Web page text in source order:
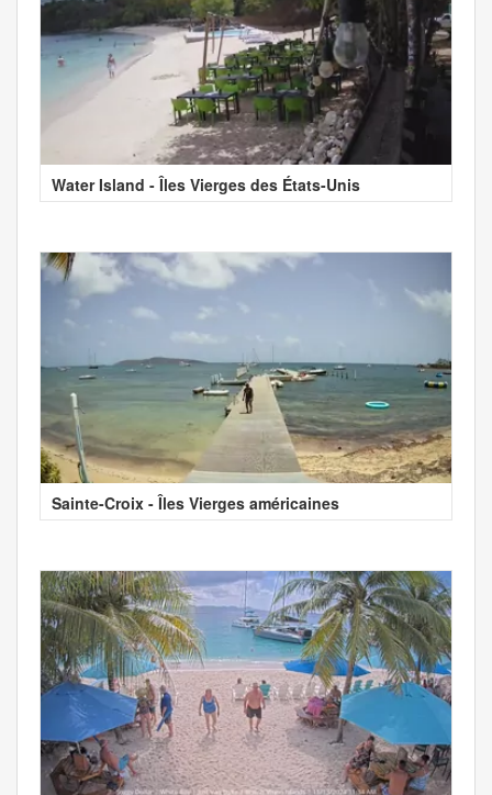
Water Island - Îles Vierges des États-Unis
Sainte-Croix - Îles Vierges américaines